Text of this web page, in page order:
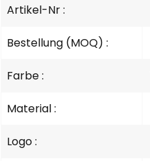
Artikel-Nr :
Bestellung (MOQ) :
Farbe :
Material :
Logo :